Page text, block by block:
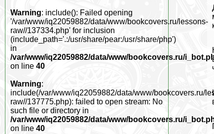
Warning: include(): Failed opening
'/var/www/iq22059882/data/www/bookcovers.ru/lessons-
raw//137334.php' for inclusion
(include_path='.:/usr/share/pear:/usr/share/php')
in
/var/www/iq22059882/data/www/bookcovers.ru/
on line 40
Warning:
include(/var/www/iq22059882/data/www/bookcovers.ru/
raw//137775.php): failed to open stream: No
such file or directory in
/var/www/iq22059882/data/www/bookcovers.ru/
on line 40